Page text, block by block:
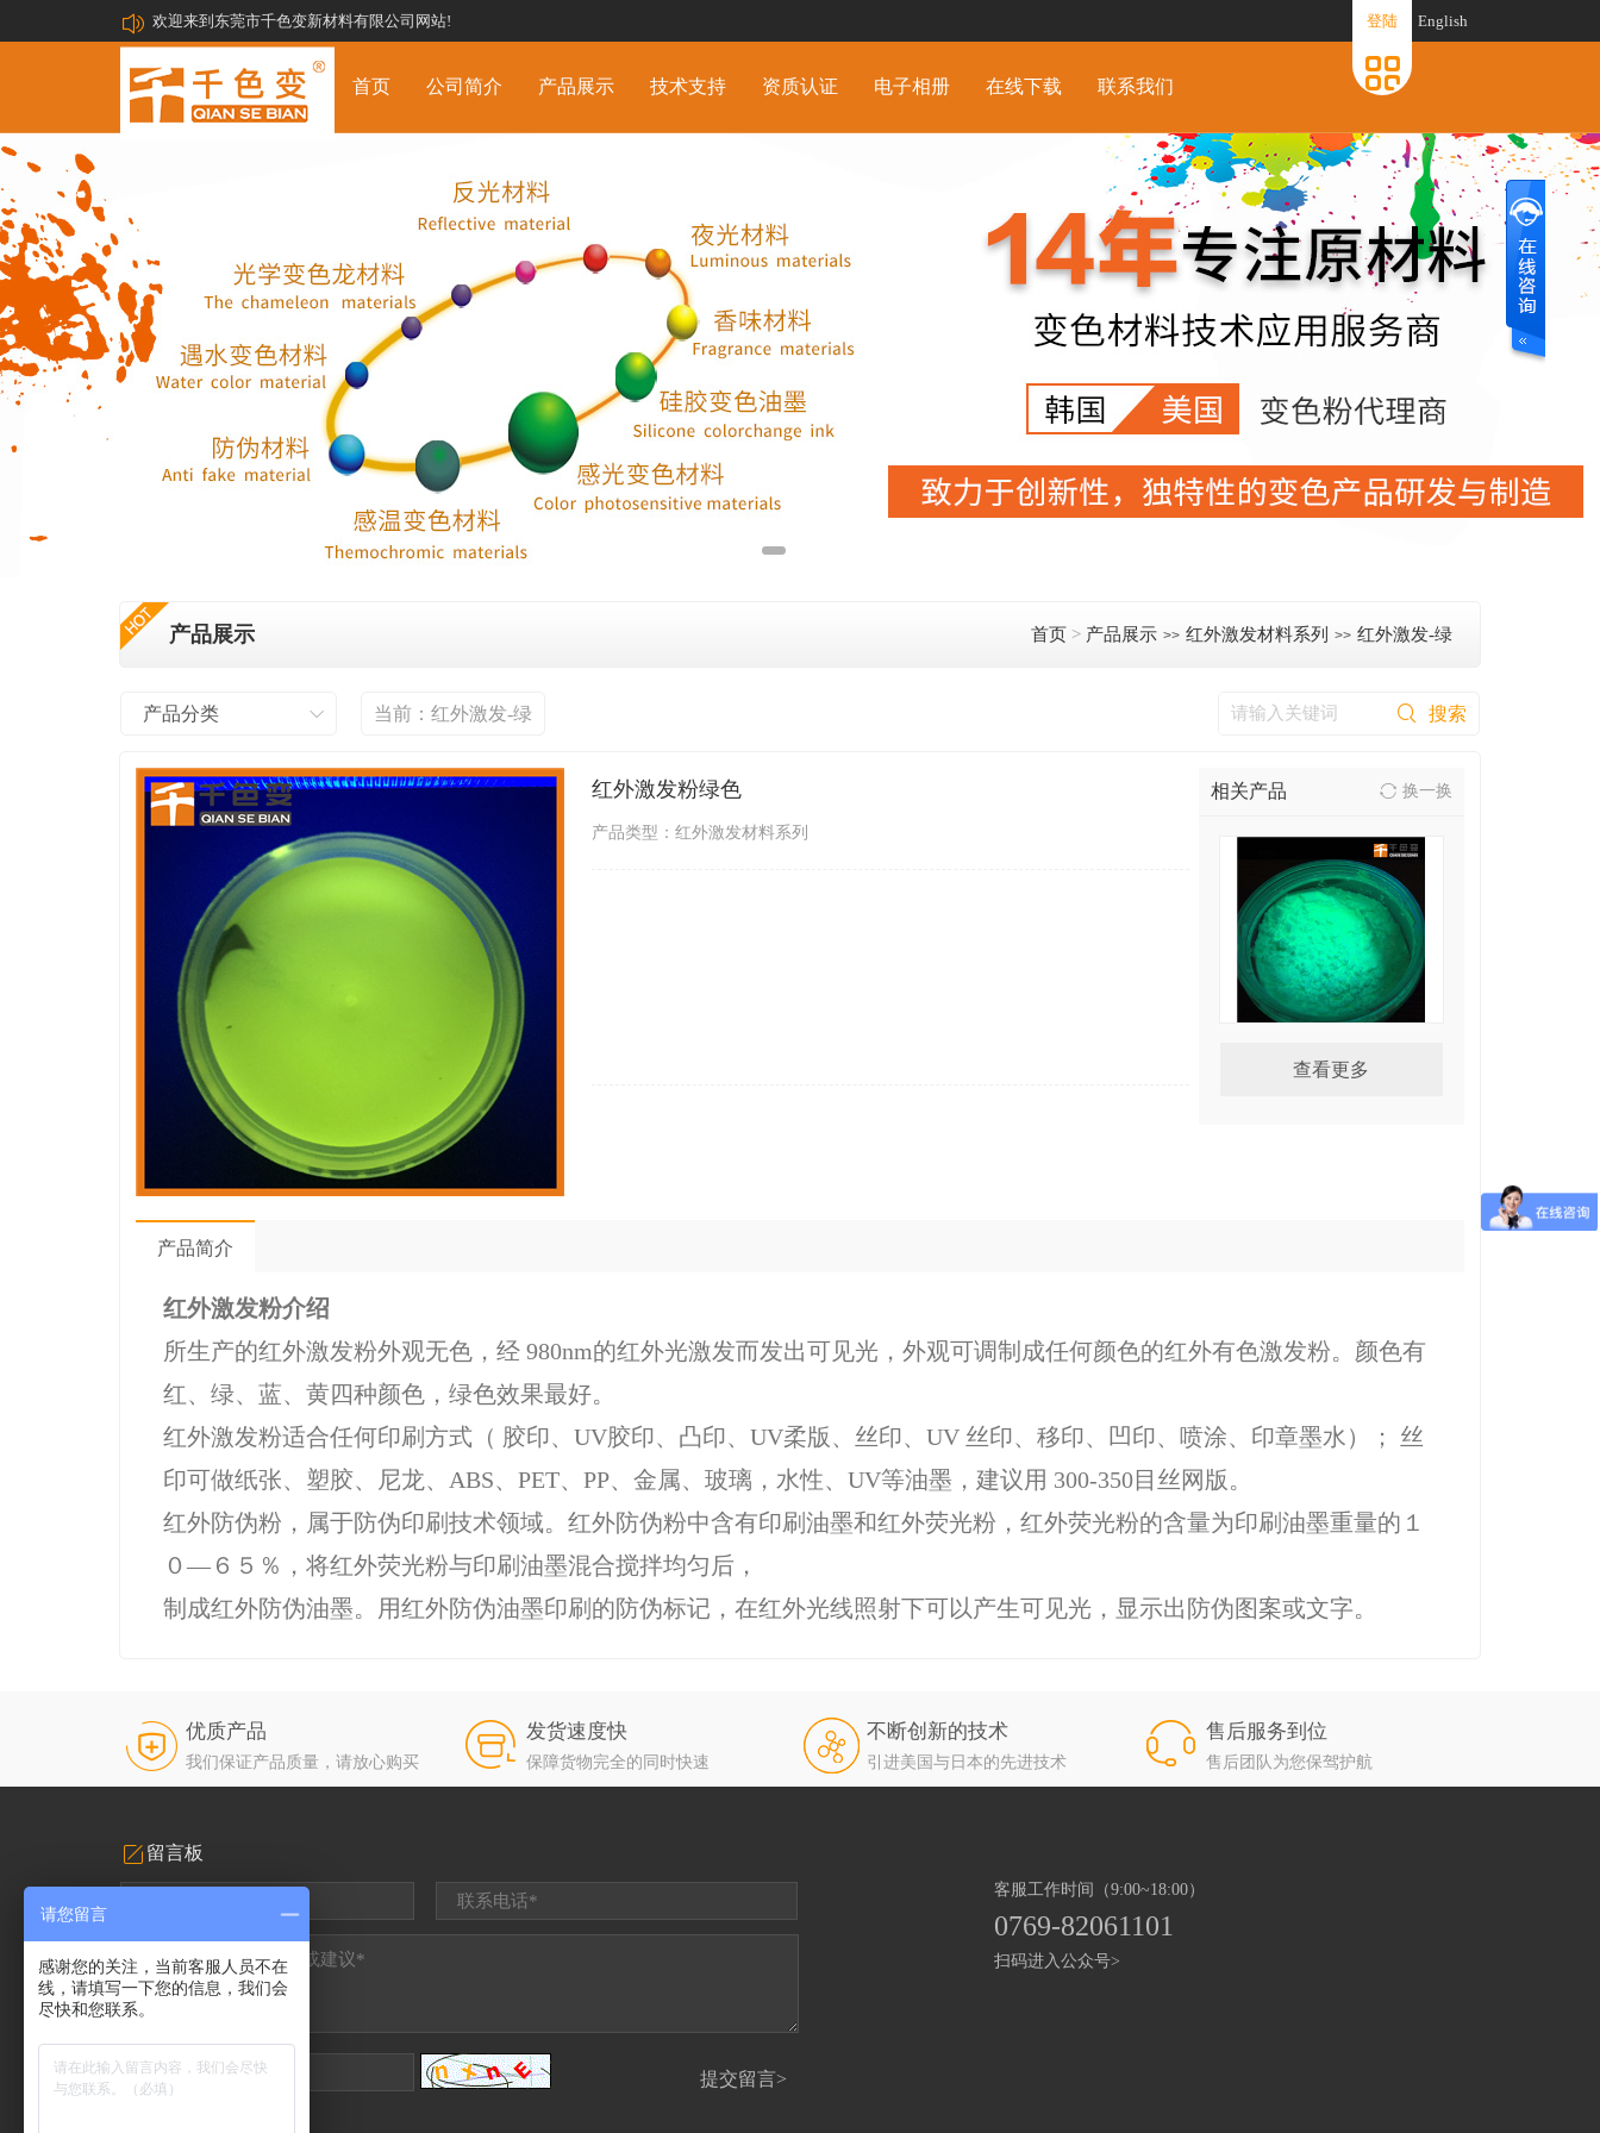
欢迎来到东莞市千色变新材料有限公司网站! English
登陆
首页 公司简介 产品展示 技术支持 资质认证 电子相册 在线下载 联系我们
产品展示 首页 > 产品展示 >> 红外激发材料系列 >> 红外激发-绿
产品分类 当前： 红外激发-绿
红外激发粉绿色
产品类型：红外激发材料系列
相关产品 换一换
紫外防伪荧光粉 无色变绿
红外激发粉绿色
查看更多
产品简介
红外激发粉介绍
所生产的红外激发粉外观无色，经 980nm的红外光激发而发出可见光，外观可调制成任何颜色的红外有色激发粉。颜色有
红、绿、蓝、黄四种颜色，绿色效果最好。
红外激发粉适合任何印刷方式（ 胶印、UV胶印、凸印、UV柔版、丝印、UV 丝印、移印、凹印、喷涂、印章墨水）； 丝
印可做纸张、塑胶、尼龙、ABS、PET、PP、金属、玻璃，水性、UV等油墨，建议用 300-350目丝网版。
红外防伪粉，属于防伪印刷技术领域。红外防伪粉中含有印刷油墨和红外荧光粉，红外荧光粉的含量为印刷油墨重量的１
０—６５％，将红外荧光粉与印刷油墨混合搅拌均匀后，
制成红外防伪油墨。用红外防伪油墨印刷的防伪标记，在红外光线照射下可以产生可见光，显示出防伪图案或文字。
优质产品
我们保证产品质量，请放心购买
发货速度快
保障货物完全的同时快速
不断创新的技术
引进美国与日本的先进技术
售后服务到位
售后团队为您保驾护航
留言板
客服工作时间（9:00~18:00）
0769-82061101
扫码进入公众号>
请您留言
感谢您的关注，当前客服人员不在
线，请填写一下您的信息，我们会
尽快和您联系。